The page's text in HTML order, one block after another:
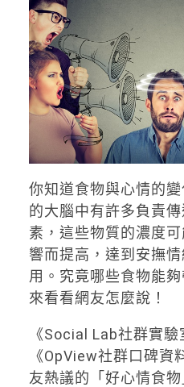
你知道食物與心情的
的大腦中有許多負責
素，這些物質的濃度
響而提高，達到安撫
用。究竟哪些食物能
來看看網友怎麼說！
《Social Lab社群實
《OpView社群口碑資
友熱議的「好心情食